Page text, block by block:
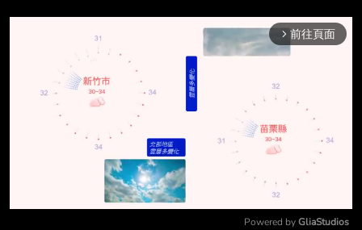
arrow_forward_ios 前往頁面
Powered by GliaStudios